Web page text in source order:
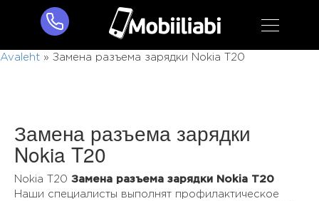
Avaleht » Замена разъема зарядки Nokia T20
Замена разъема зарядки
Nokia T20
Nokia T20 Замена разъема зарядки Nokia T20
Наши специалисты выполнят профилактическое